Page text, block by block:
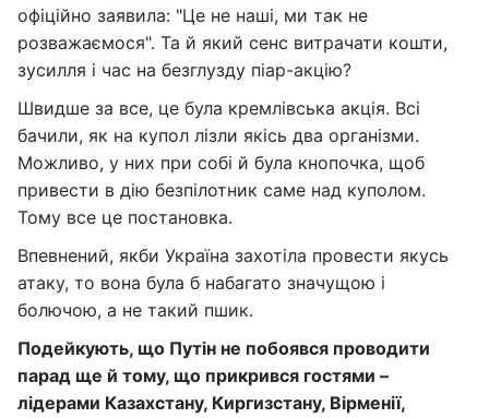
офіційно заявила: "Це не наші, ми так не
розважаємося". Та й який сенс витрачати кошти,
зусилля і час на безглузду піар-акцію?
Швидше за все, це була кремлівська акція. Всі
бачили, як на купол лізли якісь два організми.
Можливо, у них при собі й була кнопочка, щоб
привести в дію безпілотник саме над куполом.
Тому все це постановка.
Впевнений, якби Україна захотіла провести якусь
атаку, то вона була б набагато значущою і
болючою, а не такий пшик.
Подейкують, що Путін не побоявся проводити
парад ще й тому, що прикрився гостями –
лідерами Казахстану, Киргизстану, Вірменії,